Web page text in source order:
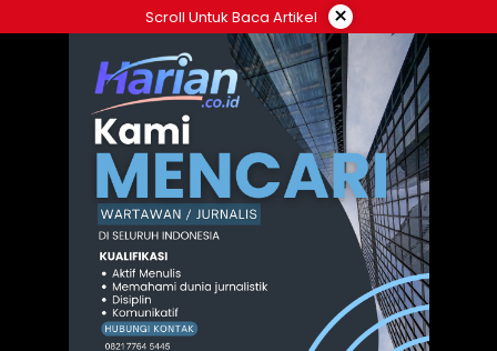
ke
Scroll Untuk Baca Artikel ×